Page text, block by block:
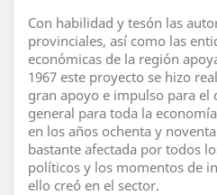
Con habilidad y tesón las
provinciales, así como las
económicas de la región
1967 este proyecto se hizo
gran apoyo e impulso para el
general para toda la
en los años ochenta y
bastante afectada por todos
políticos y los momentos de
ello creó en el sector.